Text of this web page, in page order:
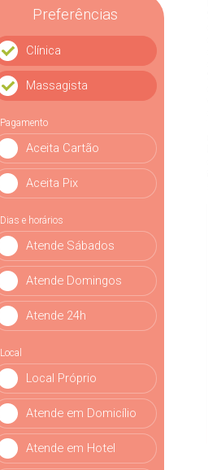
Preferências
Clínica
Massagista
Pagamento
Aceita Cartão
Aceita Pix
Dias e horários
Atende Sábados
Atende Domingos
Atende 24h
Local
Local Próprio
Atende em Domicílio
Atende em Hotel